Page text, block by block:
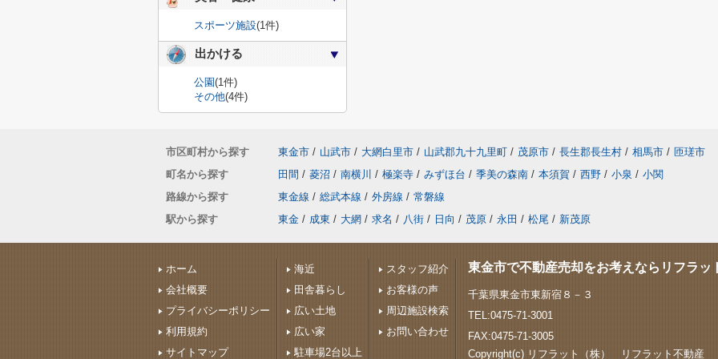
スポーツ施設(1件)
出かける
公園(1件)
その他(4件)
市区町村から探す 東金市 / 山武市 / 大網白里市 / 山武郡九十九里町 / 茂原市 / 長生郡長生村 / 相馬市 / 匝瑳市
町名から探す
田間 / 菱沼 / 南横川 / 極楽寺 / みずほ台 / 季美の森南 / 本須賀 / 西野 / 小泉 / 小関
路線から探す
東金線 / 総武本線 / 外房線 / 常磐線
駅から探す
東金 / 成東 / 大網 / 求名 / 八街 / 日向 / 茂原 / 永田 / 松尾 / 新茂原
ホーム
会社概要
プライバシーポリシー
利用規約
サイトマップ
海近
田舎暮らし
広い土地
広い家
駐車場2台以上
スタッフ紹介
お客様の声
周辺施設検索
お問い合わせ
東金市で不動産売却をお考えならリフラッ
千葉県東金市東新宿８－３
TEL:0475-71-3001
FAX:0475-71-3005
Copyright(c) リフラット（株） リフラット不動産